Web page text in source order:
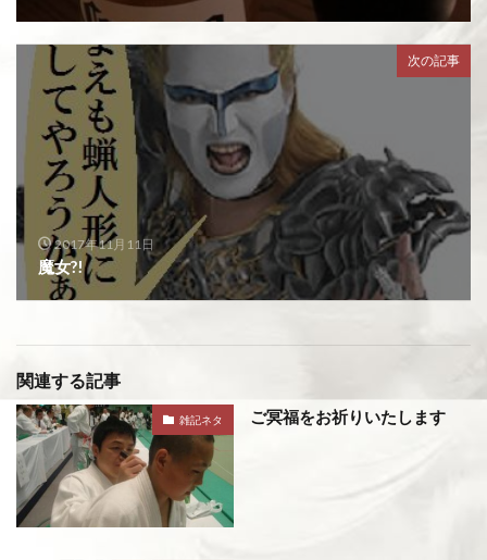
次の記事
2017年11月11日
魔女?!
関連する記事
雑記ネタ ご冥福をお祈りいたします